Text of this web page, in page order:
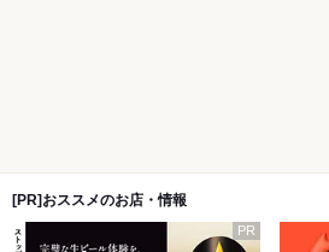
[PR]おススメのお店・情報
PR